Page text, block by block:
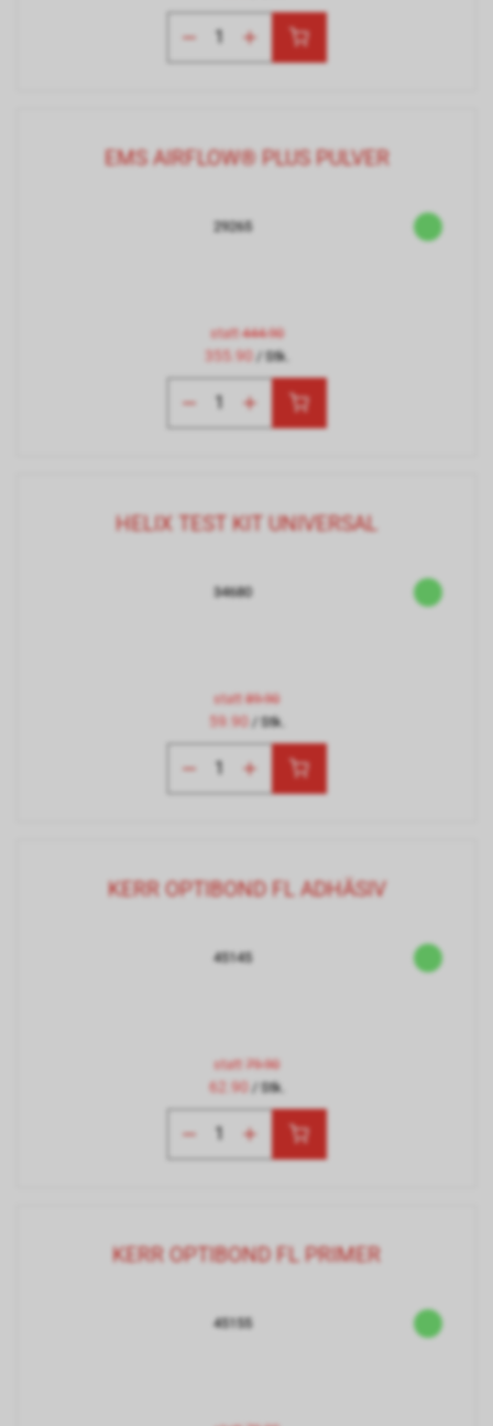
EMS AIRFLOW® PLUS PULVER
29265
statt444.90
355.90 / Stk.
HELIX TEST KIT UNIVERSAL
34680
statt89.90
59.90 / Stk.
KERR OPTIBOND FL ADHÄSIV
45145
statt 79.90
62.90 / Stk.
KERR OPTIBOND FL PRIMER
45155